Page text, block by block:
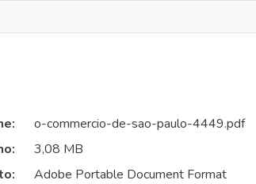
o-commercio-de-sao-paulo-4449.pdf
3,08 MB
Adobe Portable Document Format